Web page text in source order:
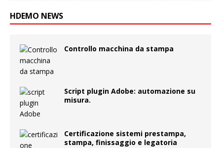
HDEMO NEWS
Controllo macchina da stampa
Script plugin Adobe: automazione su
misura.
Certificazione sistemi prestampa,
stampa, finissaggio e legatoria